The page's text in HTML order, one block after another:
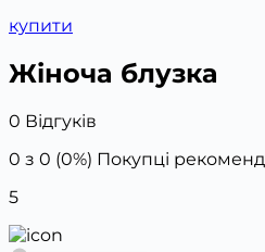
купити
Жіноча блузка
0 Відгуків
0 з 0 (0%) Покупці
5